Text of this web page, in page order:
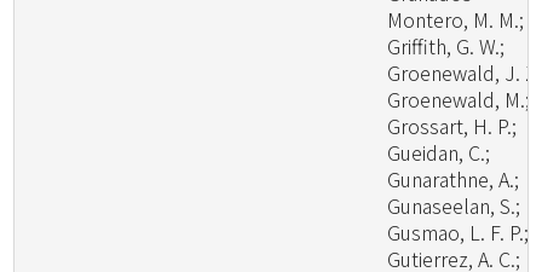
Montero, M. M.;
Griffith, G. W.;
Groenewald, J.
Groenewald, M.;
Grossart, H. P.;
Gueidan, C.;
Gunarathne, A.;
Gunaseelan, S.;
Gusmao, L. F. P.;
Gutierrez, A. C.;